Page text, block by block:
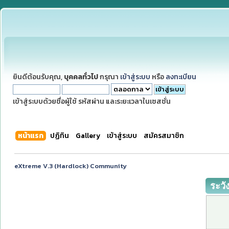
ยินดีต้อนรับคุณ, บุคคลทั่วไปกรุณา เข้าสู่ระบบ หรือ ลงทะเบียน
เข้าสู่ระบบด้วยชื่อผู้ใช้ รหัสผ่าน และระยะเวลาในเซสชั่น
หน้าแรก ปฏิทิน Gallery เข้าสู่ระบบ สมัครสมาชิก
eXtreme V.3 (Hardlock) Community
ระวั